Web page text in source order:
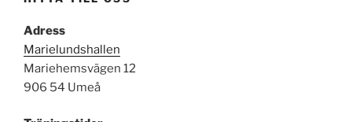
Adress
Marielundshallen
Mariehemsvägen 12
906 54 Umeå